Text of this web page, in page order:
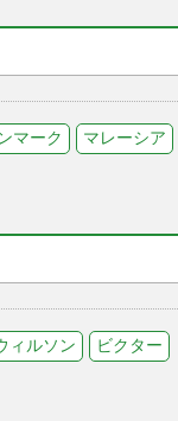
マーク マレーシア
ィルソン ビクター